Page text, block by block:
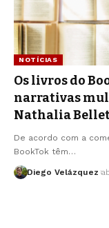
NOTÍCIAS
Os livros do
narrativas
Nathalia
De acordo com a
BookTok têm…
Diego Velázquez